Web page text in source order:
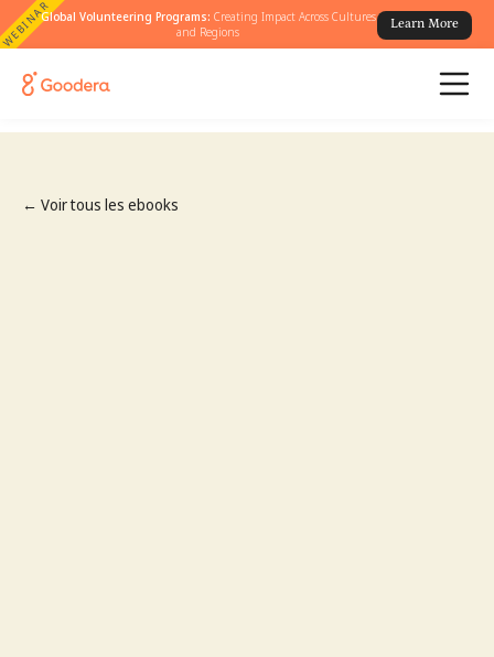
WEBINARGlobal Volunteering Programs: Creating Impact Across Cultures
and Regions
Learn More
← Voir tous les ebooks